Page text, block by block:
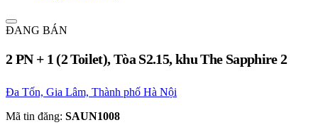
ĐANG BÁN
2 PN + 1 (2 Toilet), Tòa S2.15, khu The Sapphire 2
Đa Tốn, Gia Lâm, Thành phố Hà Nội
Mã tin đăng: SAUN1008